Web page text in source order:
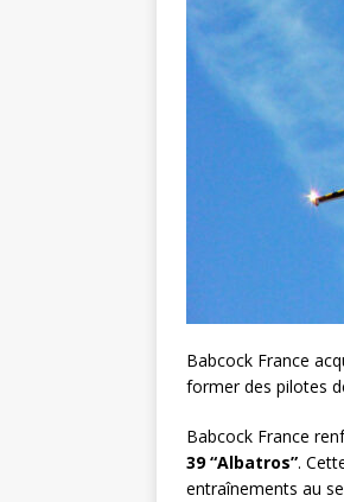
Babcock France
former des pilotes
Babcock France
39 “Albatros”.
entraînements au